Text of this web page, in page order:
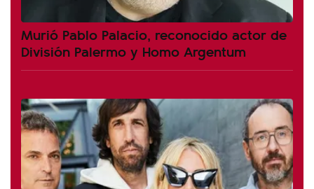
Murió Pablo Palacio, reconocido actor de
División Palermo y Homo Argentum